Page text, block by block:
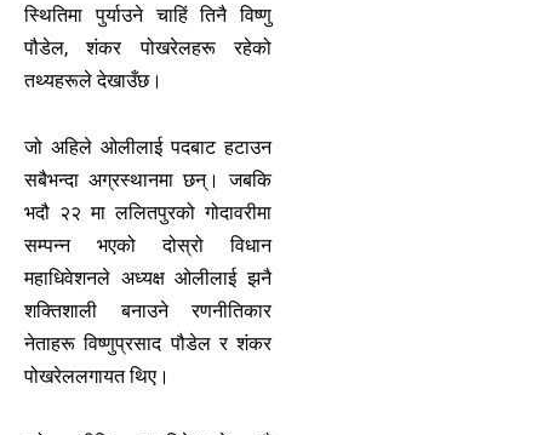
स्थितिमा पुर्याउने चाहिं तिनै विष्णु
पौडेल, शंकर पोखरेलहरू रहेको
तथ्यहरूले देखाउँछ।
जो अहिले ओलीलाई पदबाट हटाउन
सबैभन्दा अग्रस्थानमा छन्। जबकि
भदौ २२ मा ललितपुरको गोदावरीमा
सम्पन्न भएको दोस्रो विधान
महाधिवेशनले अध्यक्ष ओलीलाई झनै
शक्तिशाली बनाउने रणनीतिकार
नेताहरू विष्णुप्रसाद पौडेल र शंकर
पोखरेललगायत थिए।